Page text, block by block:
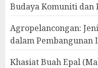
Budaya Komuniti dan
Agropelancongan:
dalam Pembangunan
Khasiat Buah Epal